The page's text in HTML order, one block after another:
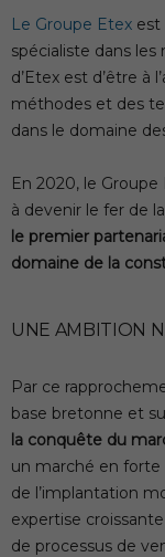
Le Groupe Etex est
spécialiste dans
d’Etex est d’être à
méthodes et des
dans le domaine
En 2020, le
à devenir le fer de
le premier
domaine de la
UNE AMBITION
Par ce
base bretonne et
la conquête du
un marché en
de l’implantation
expertise
de processus de